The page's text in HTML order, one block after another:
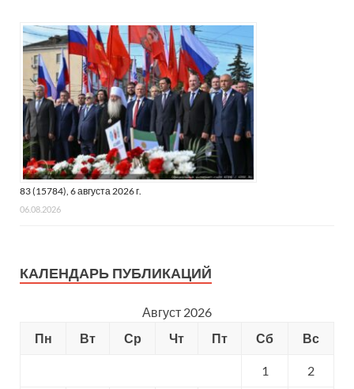
83 (15784), 6 августа 2026 г.
06.08.2026
КАЛЕНДАРЬ ПУБЛИКАЦИЙ
Август 2026
Пн
Вт Ср Чт Пт Сб Вс
1 2